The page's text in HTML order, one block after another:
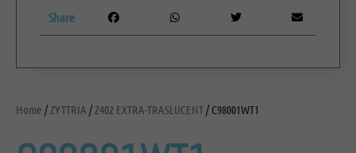
Home /ZYTTRIA /Z402 EXTRA-TRASLUCENT/ C98001WT1
Share